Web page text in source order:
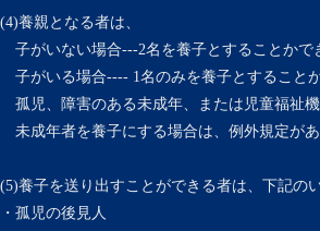
(4)養親となる者は、
子がいない場合---2名を養子とすることかで
子がいる場合---- 1名のみを養子とすること
孤児、障害のある未成年、または児童福祉
未成年者を養子にする場合は、例外規定が
(5)養子を送り出すことができる者は、下記の
・孤児の後見人